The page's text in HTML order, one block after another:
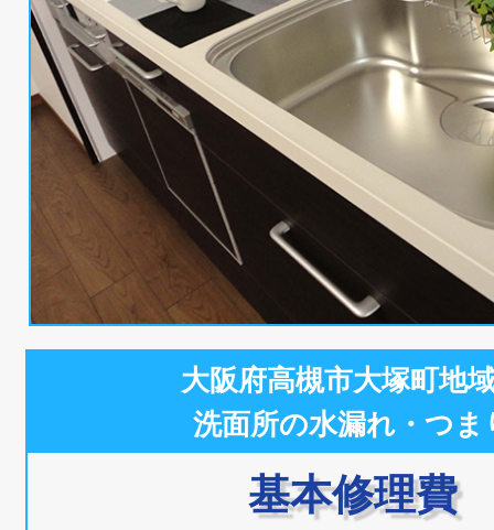
大阪府高槻市大塚町地
洗面所の水漏れ・つま
基本修理費